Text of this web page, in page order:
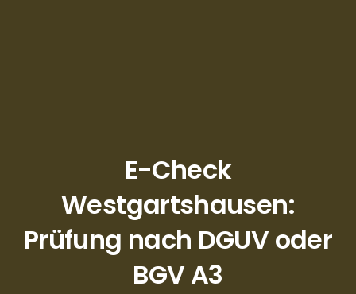
E-Check
Westgartshausen:
Prüfung nach DGUV oder
BGV A3